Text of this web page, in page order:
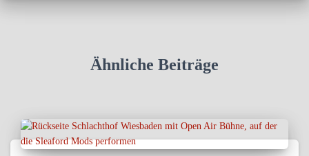
Ähnliche Beiträge